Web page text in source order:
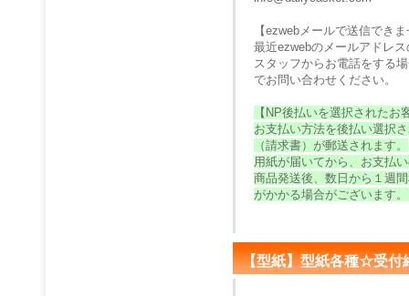
【ezwebメールで送信でき
最近ezwebのメールアドレ
スタッフからお電話をする
でお問い合わせください。
【NP後払いを選択されたお
お支払い方法を後払い選択
（請求書）が郵送されます。
用紙が届いてから、お支払
商品発送後、数日から１週
がかかる場合がございます
【型紙】型紙各種☆受付